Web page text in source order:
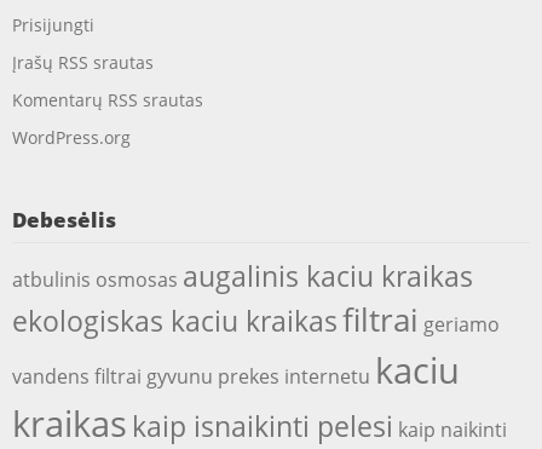
Prisijungti
Įrašų RSS srautas
Komentarų RSS srautas
WordPress.org
Debesėlis
atbulinis osmosas augalinis kaciu kraikas
ekologiskas kaciu kraikasfiltrai geriamo
vandens filtrai gyvunu prekes internetu kaciu
kraikas kaip isnaikinti pelesi kaip naikinti